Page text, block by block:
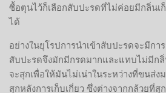
ซื้อตุนไว้ก็เลือกสับปะรดที่ไม่ค่อยมีกลิ่นเ
ได้
อย่างในยุโรปการนำเข้าสับปะรดจะมีกา
สับปะรดจึงมักมีกรดมากและแทบไม่มีก
จะสุกเพื่อให้มันไม่เน่าในระหว่างที่ขนส่ง
สุกหลังการเก็บเกี่ยว ซึ่งต่างจากกล้วยที่สุ